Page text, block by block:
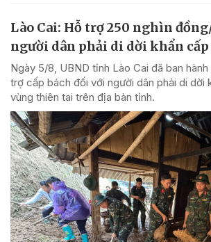
Lào Cai: Hỗ trợ 250 nghìn
người dân phải di dời khẩn
Ngày 5/8, UBND tỉnh Lào Cai đã ban
trợ cấp bách đối với người dân phải di dời
vùng thiên tai trên địa bàn tỉnh.